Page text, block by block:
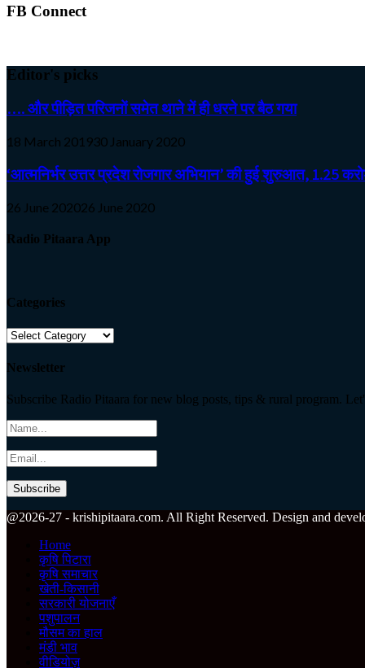
FB Connect
Editor's picks
…. और पीड़ित परिजनों समेत थाने में ही धरने पर बैठ गया
18 March 201930 January 2020
‘आत्मनिर्भर उत्तर प्रदेश रोजगार अभियान’ की हुई शुरुआत, 1.25
26 June 202026 June 2020
Radio Pitaara App
Categories
Categories
Newsletter
Subscribe Radio Pitaara for new blog posts, tips & rural program.
Facebook
Twitter
Instagram
Pinterest
Linkedin
Youtube
Email
Telegram
Whatsapp
@2026-27 - krishipitaara.com. All Right Reserved. Design and
Home
कृषि पिटारा
कृषि समाचार
खेती-किसानी
सरकारी योजनाएँ
पशुपालन
मौसम का हाल
मंडी भाव
वीडियोज़